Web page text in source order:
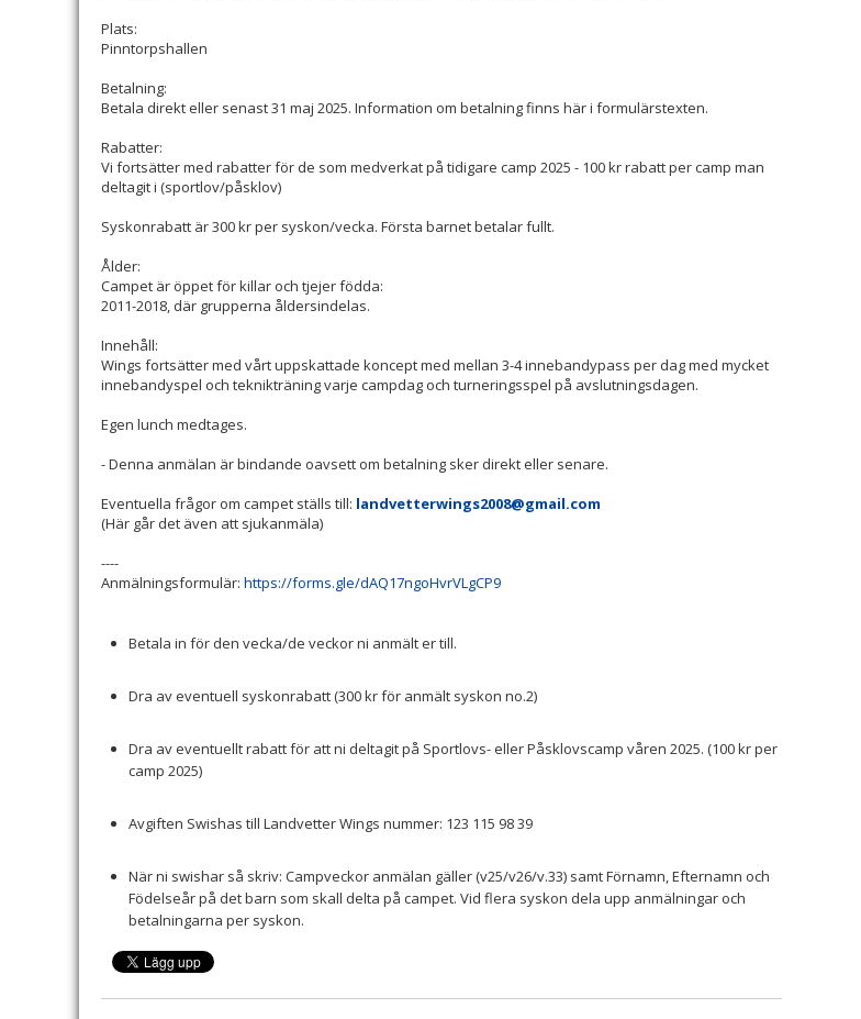
Plats:
Pinntorpshallen
Betalning:
Betala direkt eller senast 31 maj 2025. Information om betalning finns här i formulärstexten.
Rabatter:
Vi fortsätter med rabatter för de som medverkat på tidigare camp 2025 - 100 kr rabatt per camp man
deltagit i (sportlov/påsklov)
Syskonrabatt är 300 kr per syskon/vecka. Första barnet betalar fullt.
Ålder:
Campet är öppet för killar och tjejer födda:
2011-2018, där grupperna åldersindelas.
Innehåll:
Wings fortsätter med vårt uppskattade koncept med mellan 3-4 innebandypass per dag med mycket
innebandyspel och teknikträning varje campdag och turneringsspel på avslutningsdagen.
Egen lunch medtages.
- Denna anmälan är bindande oavsett om betalning sker direkt eller senare.
Eventuella frågor om campet ställs till: landvetterwings2008@gmail.com
(Här går det även att sjukanmäla)
----
Anmälningsformulär: https://forms.gle/dAQ17ngoHvrVLgCP9
Betala in för den vecka/de veckor ni anmält er till.
Dra av eventuell syskonrabatt (300 kr för anmält syskon no.2)
Dra av eventuellt rabatt för att ni deltagit på Sportlovs- eller Påsklovscamp våren 2025. (100 kr per
camp 2025)
Avgiften Swishas till Landvetter Wings nummer: 123 115 98 39
När ni swishar så skriv: Campveckor anmälan gäller (v25/v26/v.33) samt Förnamn, Efternamn och
Födelseår på det barn som skall delta på campet. Vid flera syskon dela upp anmälningar och
betalningarna per syskon.